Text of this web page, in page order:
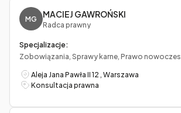
MG MACIEJ GAWROŃSKI
Radca prawny
Specjalizacje:
Zobowiązania, Sprawy karne, Prawo
Aleja Jana Pawła II 12 , Warszawa
Konsultacja prawna